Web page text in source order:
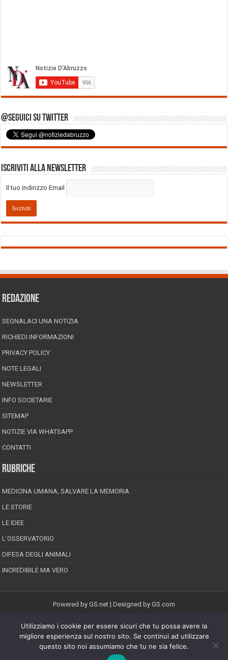
@Seguici su Twitter
Iscriviti alla Newsletter
Il tuo indirizzo Email
REDAZIONE
SEGNALACI UNA NOTIZIA
RICHIEDI INFORMAZIONI
PRIVACY POLICY
NOTE LEGALI
NEWSLETTER
INFO SOCIETARIE
SITEMAP
NOTIZIE VIA WHATSAPP
CONTATTI
RUBRICHE
MEDICINA UMANA, SALVARE LA MEMORIA
LE STORIE
LE IDEE
L’OSSERVATORIO
DIFESA DEGLI ANIMALI
INCREDIBILE MA VERO
Powered by GS.net | Designed by GS.com
EPINEION EDITRICE S.R.L.P.Iva 02008710689
Registrazione Tribunale di Pescara reg. speciale della stampa n.08/2012
Direttore responsabile: Maurizio Piccinino
Iscrizione al ROC n.22607
Utilizziamo i cookie per essere sicuri che tu possa avere la
migliore esperienza sul nostro sito. Se continui ad utilizzare
questo sito noi assumiamo che tu ne sia felice.